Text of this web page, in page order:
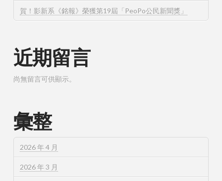
賀！影新系《銘報》榮獲第19屆「PeoPo公民新聞獎」
近期留言
尚無留言可供顯示。
彙整
2026 年 4 月
2026 年 3 月